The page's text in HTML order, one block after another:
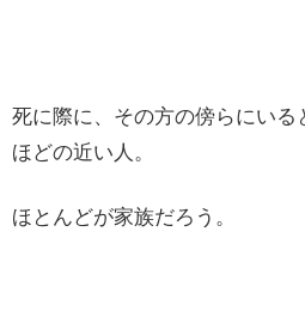
死に際に、その方の傍らにいる
ほどの近い人。
ほとんどが家族だろう。